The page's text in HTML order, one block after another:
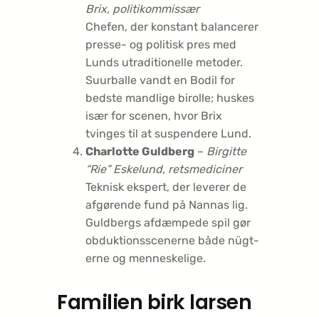
Brix, politikommissær
Chefen, der konstant balancerer
presse- og politisk pres med
Lunds utraditionelle metoder.
Suurballe vandt en Bodil for
bedste mandlige birolle; huskes
især for scenen, hvor Brix
tvinges til at suspendere Lund.
Charlotte Guldberg – Birgitte
“Rie” Eskelund, retsmediciner
Teknisk ekspert, der leverer de
afgørende fund på Nannas lig.
Guldbergs afdæmpede spil gør
obduktionsscenerne både nügt­
erne og menneskelige.
Familien birk larsen